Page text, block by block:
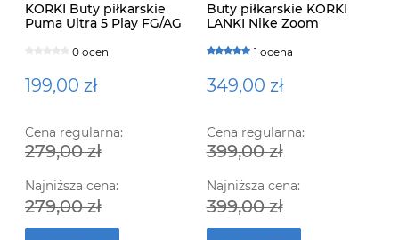
KORKI Buty piłkarskie
Puma Ultra 5 Play FG/AG
0 ocen
199,00 zł
Cena regularna:
279,00 zł
Najniższa cena:
279,00 zł
Buty piłkarskie KORKI
LANKI Nike Zoom
Academy FG/MG
1 ocena
349,00 zł
Cena regularna:
399,00 zł
Najniższa cena:
399,00 zł